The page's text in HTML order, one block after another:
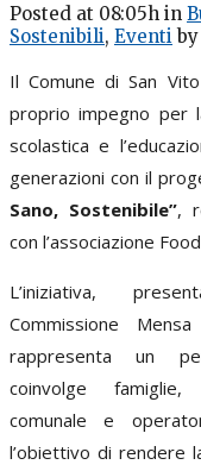
Posted at 08:05h in
Sostenibili, Eventi by
Il Comune di San
proprio impegno per
scolastica e
generazioni con il
Sano, Sostenibile”,
con l’associazione
L’iniziativa,
Commissione
rappresenta un
coinvolge famiglie,
comunale e
l’obiettivo di rendere